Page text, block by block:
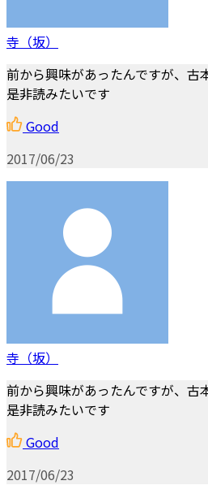
寺（坂）
前から興味があったんですが、古
是非読みたいです
Good
2017/06/23
寺（坂）
前から興味があったんですが、古
是非読みたいです
Good
2017/06/23